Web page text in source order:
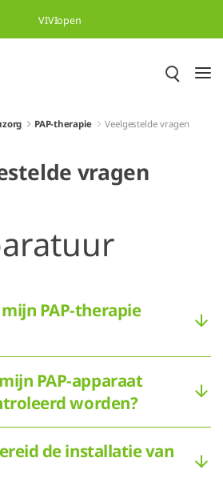
gaan
VIVIopen
PAP-therapie Veelgestelde vragen
vragen
PAP-therapie
PAP-apparaat
worden?
de installatie van